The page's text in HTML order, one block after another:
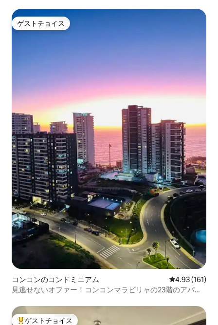
ゲストチョイス
ゲストチョイス
コンコンのコンドミニアム レビュー161
4.93 (161)
見逃せないオファー！コンコンマラビリャの23階のアパー
ゲストチョイス